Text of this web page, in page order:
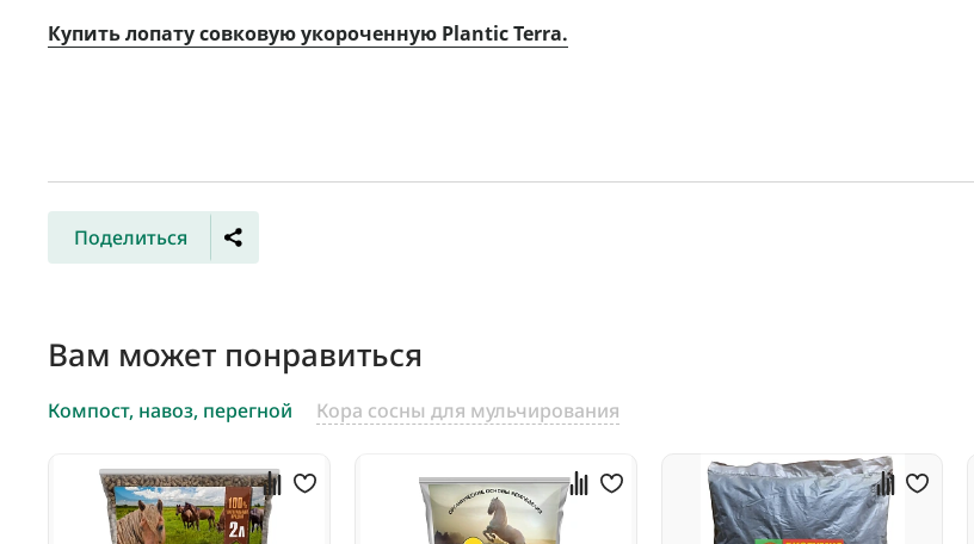
Купить лопату совковую укороченную Plantic Terra.
Поделиться
Вам может понравиться
Компост, навоз, перегной Кора сосны для мульчирования